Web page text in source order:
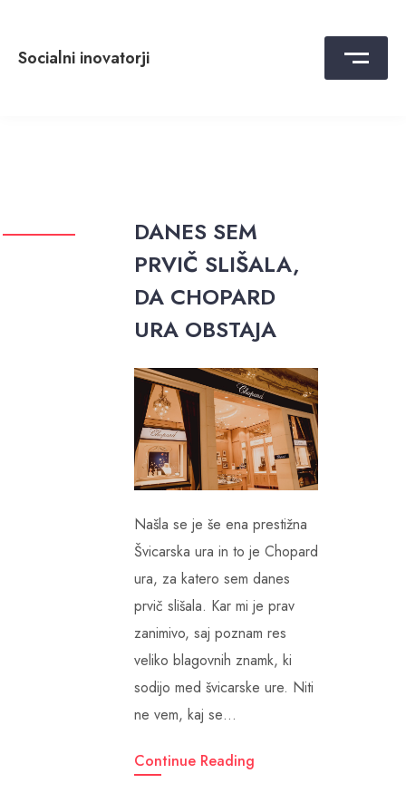
content
Socialni inovatorji
DANES SEM
PRVIČ SLIŠALA,
DA CHOPARD
URA OBSTAJA
Našla se je še ena prestižna
Švicarska ura in to je Chopard
ura, za katero sem danes
prvič slišala. Kar mi je prav
zanimivo, saj poznam res
veliko blagovnih znamk, ki
sodijo med švicarske ure. Niti
ne vem, kaj se…
Continue Reading